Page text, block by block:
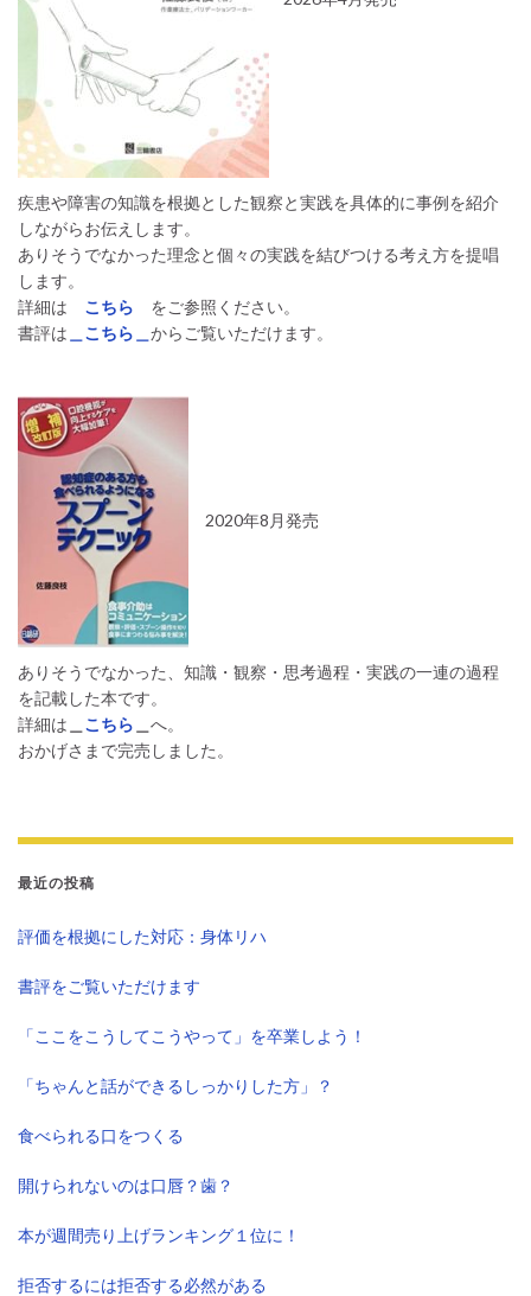
疾患や障害の知識を根拠とした観察と実践を具体的に事例を紹介
しながらお伝えします。
ありそうでなかった理念と個々の実践を結びつける考え方を提唱
します。
詳細は
こちら
をご参照ください。
書評は ＿こちら＿ からご覧いただけます。
2020年8月発売
ありそうでなかった、知識・観察・思考過程・実践の一連の過程
を記載した本です。
詳細は
こちら
へ。
おかげさまで完売しました。
最近の投稿
評価を根拠にした対応：身体リハ
書評をご覧いただけます
「ここをこうしてこうやって」を卒業しよう！
「ちゃんと話ができるしっかりした方」？
食べられる口をつくる
開けられないのは口唇？歯？
本が週間売り上げランキング１位に！
拒否するには拒否する必然がある